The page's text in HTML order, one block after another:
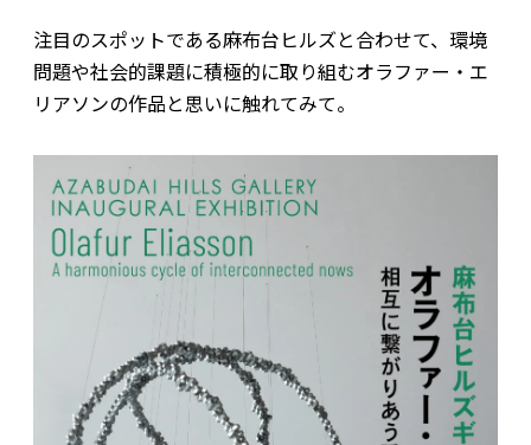
注目のスポットである麻布台ヒルズと合わせて、環境
問題や社会的課題に積極的に取り組むオラファー・エ
リアソンの作品と思いに触れてみて。